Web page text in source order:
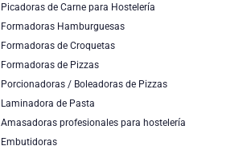
Picadoras de Carne para Hostelería
Formadoras Hamburguesas
Formadoras de Croquetas
Formadoras de Pizzas
Porcionadoras / Boleadoras de Pizzas
Laminadora de Pasta
Amasadoras profesionales para hostelería
Embutidoras